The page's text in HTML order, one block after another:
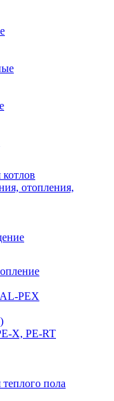
отопления,
PEX
X, PE-RT
пола